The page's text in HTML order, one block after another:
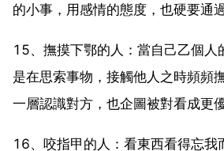
的小事，用感情的態度，也硬要通過
15、撫摸下鄂的人：當自己乙個人
是在思索事物，接觸他人之時頻頻
一層認識對方，也企圖被對看成更
16、咬指甲的人：看東西看得忘我